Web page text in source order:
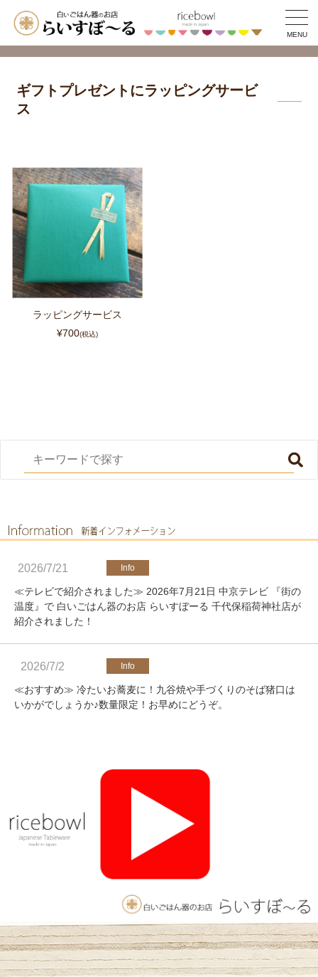
MENU
ギフトプレゼントにラッピングサービ
ス
ラッピングサービス
¥700(税込)
2026/7/21
≪テレビで紹介されました≫ 2026年7月21日 中京テレビ 『街の
温度』で 白いごはん器のお店 らいすぼーる 千代保稲荷神社店が
紹介されました！
2026/7/2
≪おすすめ≫ 冷たいお蕎麦に！九谷焼や手づくりのそば猪口は
いかがでしょうか♪数量限定！お早めにどうぞ。
≪軽井沢店営業のお知らせ≫ いつもご覧いただきありがとうご
ざいます。軽井沢店2026年オープンしました！新商品をたくさ
んご用意しております。みなさまのご来店をお待ちしております
♪
碗。実店舗でも手にとっていただけます♪海外発送も承っており
2025/10/26